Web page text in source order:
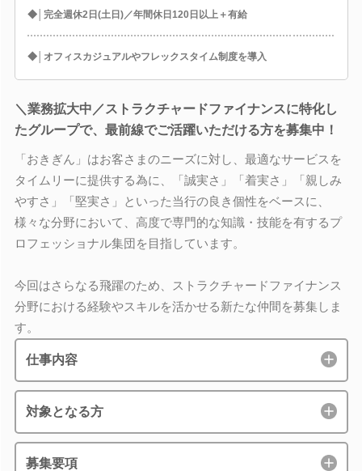
◆│完全週休2日(土日)／年間休日120日以上＋有給
◆│オフィスカジュアルやフレックスタイム制度を導入
＼業務拡大中／ストラクチャードファイナンスに特化し
たグループで、最前線でご活躍いただける方を募集中！
「おきぎん」はお客さまのニーズに対し、最適なサービスを
タイムリーに提供する為に、「誠実さ」「着実さ」「親しみ
やすさ」「堅実さ」といった当行の良き個性をベースに、
様々な分野において、高度で専門的な知識・技能を有するプ
ロフェッショナル集団を目指しています。
今回はさらなる飛躍のため、ストラクチャードファイナンス
分野における経験やスキルを活かせる新たな仲間を募集しま
す。
仕事内容
対象となる方
募集要項